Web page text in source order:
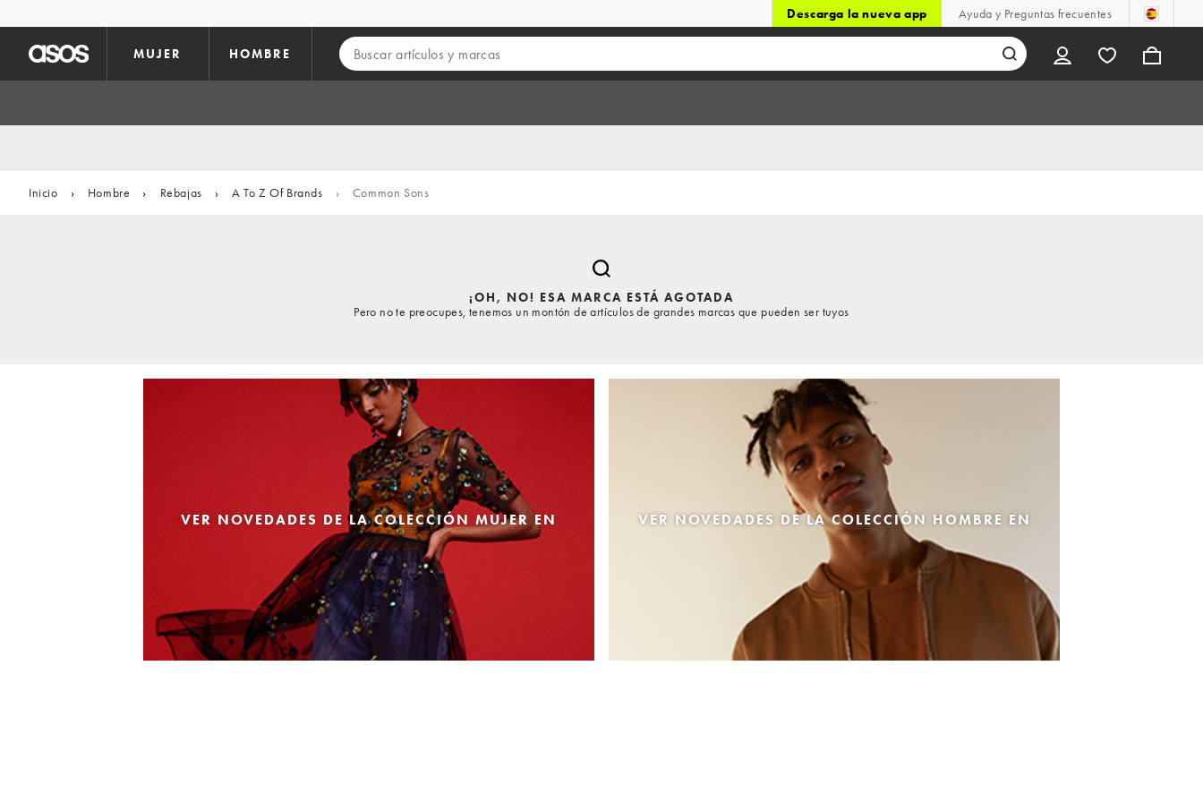
Descarga la nueva app Ayuda y Preguntas frecuentes
MUJER HOMBRE
Inicio › Hombre › Rebajas › A To Z Of Brands › Common Sons
¡OH, NO! ESA MARCA ESTÁ AGOTADA
Pero no te preocupes, tenemos un montón de artículos de grandes marcas que pueden ser tuyos
VER NOVEDADES DE LA COLECCIÓN MUJER EN VER NOVEDADES DE LA COLECCIÓN HOMBRE EN